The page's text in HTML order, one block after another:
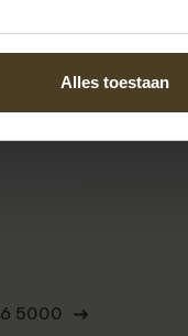
Alles toestaan
5000